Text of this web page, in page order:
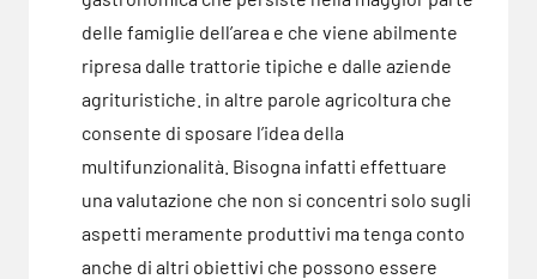
delle famiglie dell’area e che viene abilmente
ripresa dalle trattorie tipiche e dalle aziende
agrituristiche. in altre parole agricoltura che
consente di sposare l’idea della
multifunzionalità. Bisogna infatti effettuare
una valutazione che non si concentri solo sugli
aspetti meramente produttivi ma tenga conto
anche di altri obiettivi che possono essere